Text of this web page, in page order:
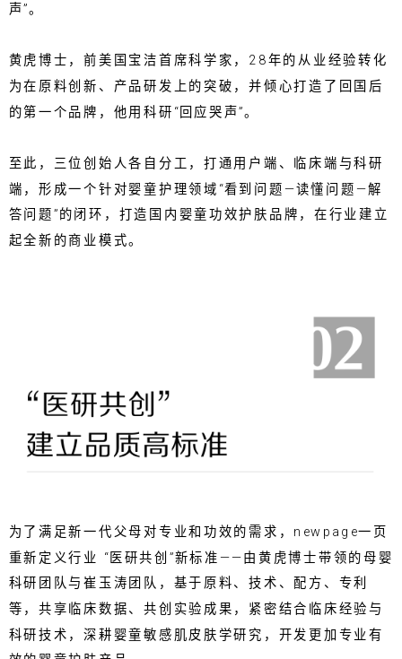
声”。
黄虎博士，前美国宝洁首席科学家，28年的从业经验转化
为在原料创新、产品研发上的突破，并倾心打造了回国后
的第一个品牌，他用科研“回应哭声”。
至此，三位创始人各自分工，打通用户端、临床端与科研
端，形成一个针对婴童护理领域“看到问题—读懂问题—解
答问题”的闭环，打造国内婴童功效护肤品牌，在行业建立
起全新的商业模式。
为了满足新一代父母对专业和功效的需求，newpage一页
重新定义行业 “医研共创”新标准——由黄虎博士带领的母婴
科研团队与崔玉涛团队，基于原料、技术、配方、专利
等，共享临床数据、共创实验成果，紧密结合临床经验与
科研技术，深耕婴童敏感肌皮肤学研究，开发更加专业有